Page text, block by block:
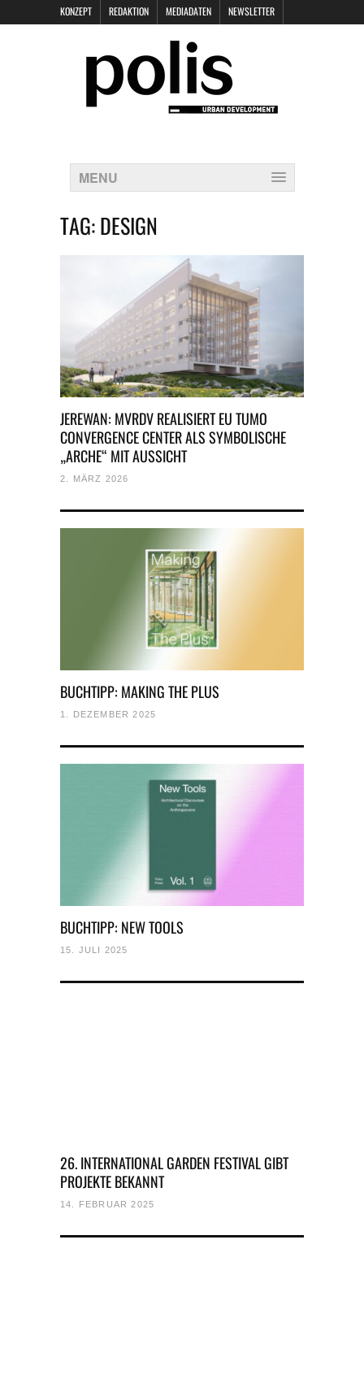
KONZEPT REDAKTION MEDIADATEN NEWSLETTER
DATENSCHUTZ
MENU
TAG:DESIGN
JEREWAN: MVRDV REALISIERT EU TUMO
CONVERGENCE CENTER ALS SYMBOLISCHE
„ARCHE“ MIT AUSSICHT
2. MÄRZ 2026
BUCHTIPP: MAKING THE PLUS
1. DEZEMBER 2025
BUCHTIPP: NEW TOOLS
15. JULI 2025
26. INTERNATIONAL GARDEN FESTIVAL GIBT
PROJEKTE BEKANNT
14. FEBRUAR 2025